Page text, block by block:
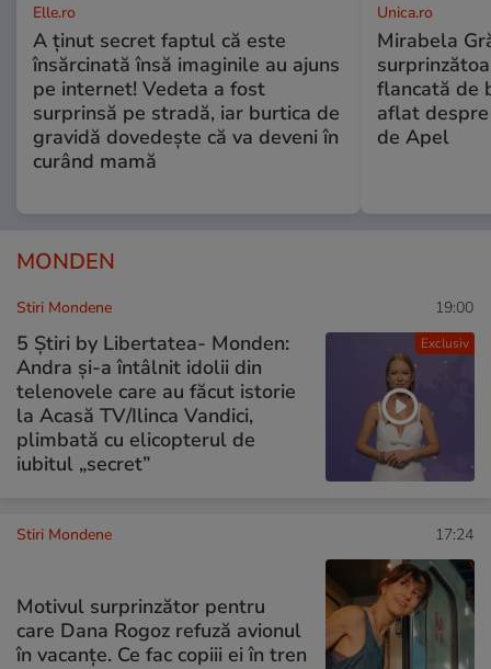
Elle.ro
A ținut secret faptul că este
însărcinată însă imaginile au ajuns
pe internet! Vedeta a fost
surprinsă pe stradă, iar burtica de
gravidă dovedește că va deveni în
curând mamă
Unica.ro
Mirabela
flancată de
aflat
de Apel
MONDEN
Exclusiv
Stiri Mondene 19:00
5 Știri by Libertatea- Monden:
Andra și-a întâlnit idolii din
telenovele care au făcut istorie
la Acasă TV/Ilinca Vandici,
plimbată cu elicopterul de
iubitul „secret”
Stiri Mondene 17:24
Motivul surprinzător pentru
care Dana Rogoz refuză avionul
în vacanțe. Ce fac copiii ei în tren